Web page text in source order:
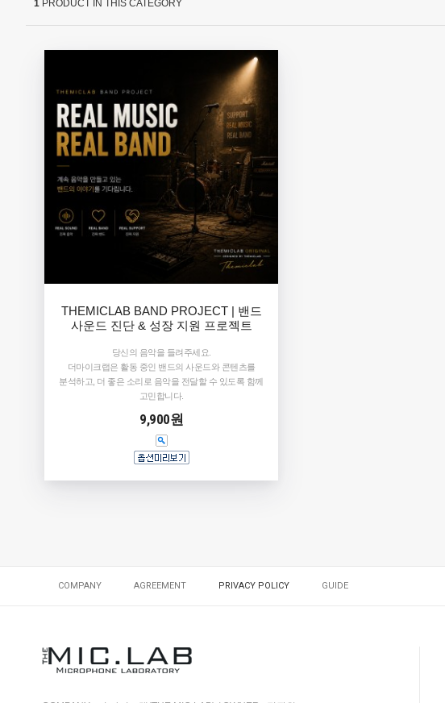
1 PRODUCT IN THIS CATEGORY
THEMICLAB BAND PROJECT | 밴드
사운드 진단 & 성장 지원 프로젝트
당신의 음악을 들려주세요.
더마이크랩은 활동 중인 밴드의 사운드와 콘텐츠를
분석하고, 더 좋은 소리로 음악을 전달할 수 있도록 함께
고민합니다.
9,900원
COMPANY AGREEMENT PRIVACY POLICY GUIDE